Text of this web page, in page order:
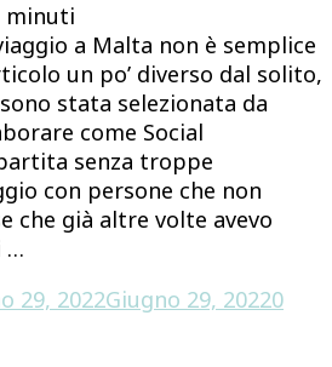
minuti
a Malta non è semplice
un po’ diverso dal solito,
stata selezionata da
come Social
senza troppe
con persone che non
che già altre volte avevo
…
29, 2022Giugno 29, 20220